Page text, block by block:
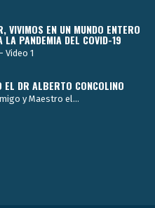
VIVIMOS EN UN MUNDO ENTERO
LA PANDEMIA DEL COVID-19
Video 1
EL DR ALBERTO CONCOLINO
y Maestro el...